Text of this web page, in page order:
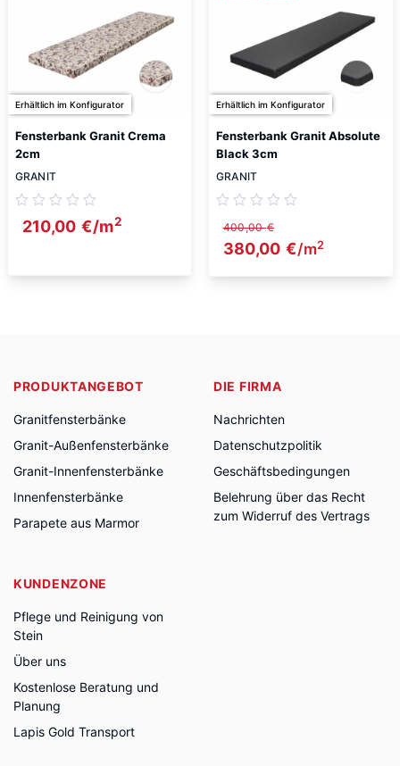
Erhältlich im Konfigurator
Fensterbank Granit Crema
2cm
GRANIT
210,00 €/m2
Erhältlich im Konfigurator
Fensterbank Granit Absolute
Black 3cm
GRANIT
400,00€
Ursprünglicher Preis
380,00 €Aktueller
/m2
PRODUKTANGEBOT
Granitfensterbänke
Granit-Außenfensterbänke
Granit-Innenfensterbänke
Innenfensterbänke
Parapete aus Marmor
DIE FIRMA
Nachrichten
Datenschutzpolitik
Geschäftsbedingungen
Belehrung über das Recht
zum Widerruf des Vertrags
KUNDENZONE
Pflege und Reinigung von
Stein
Über uns
Kostenlose Beratung und
Planung
Lapis Gold Transport